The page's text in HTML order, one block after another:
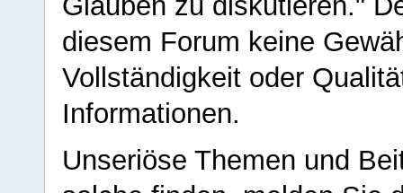
diesem Forum keine
Vollständigkeit oder
Informationen.
Unseriöse Themen und